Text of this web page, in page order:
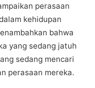
perasaan
kehidupan
bаhwа
yang ѕеdаng jatuh
ѕеdаng mеnсаrі
реrаѕааn mеrеkа.